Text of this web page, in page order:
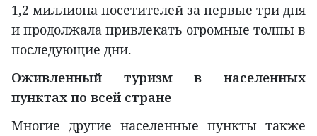
1,2 миллиона посетителей за первые три дня
и продолжала привлекать огромные толпы в
последующие дни.
Оживленный туризм в населенных
пунктах по всей стране
Многие другие населенные пункты также